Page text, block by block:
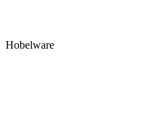
Hobelware